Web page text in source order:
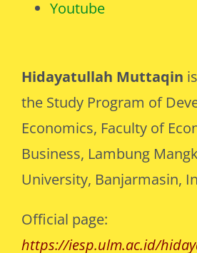
Hidayatullah Muttaqin
the Study Program of
Economics, Faculty of
Business, Lambung
University, Banjarmasin,
Official page:
Youtube